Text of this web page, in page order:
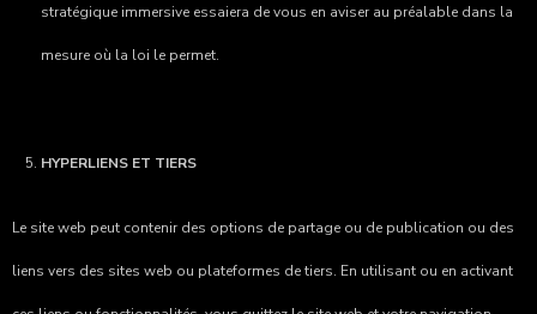
stratégique immersive essaiera de vous en aviser au préalable dans la
mesure où la loi le permet.
HYPERLIENS ET TIERS
Le site web peut contenir des options de partage ou de publication ou des
liens vers des sites web ou plateformes de tiers. En utilisant ou en activant